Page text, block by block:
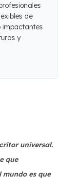
de
impactantes
y
universal.
que
mundo es que